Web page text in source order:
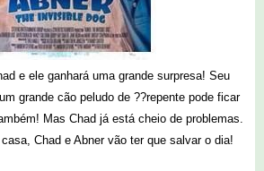
e ele ganhará uma grande surpresa! Seu
grande cão peludo de ??repente pode ficar
Mas Chad já está cheio de problemas.
Chad e Abner vão ter que salvar o dia!